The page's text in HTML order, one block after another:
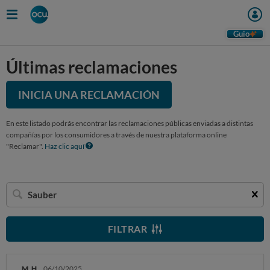
Guio
Últimas reclamaciones
INICIA UNA RECLAMACIÓN
En este listado podrás encontrar las reclamaciones públicas enviadas a distintas
compañías por los consumidores a través de nuestra plataforma online
"Reclamar". Haz clic aquí
Buscar
una
empresa
FILTRAR